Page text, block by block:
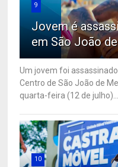
9
Jovem é
em São João
Um jovem foi
Centro de São João de
quarta-feira (12 de julho)...
10